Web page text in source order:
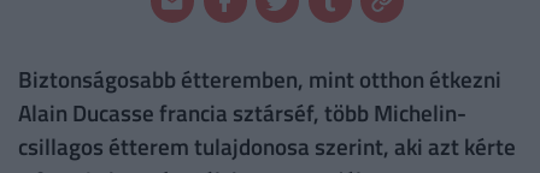
Biztonságosabb étteremben, mint otthon étkezni
Alain Ducasse francia sztárséf, több Michelin-
csillagos étterem tulajdonosa szerint, aki azt kérte